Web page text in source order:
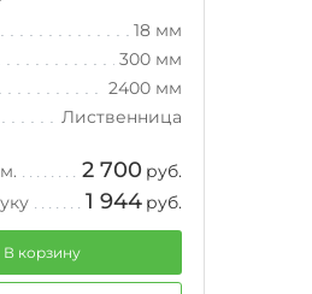
18 мм
300 мм
2400 мм
Лиственница
2 700 руб.
1 944 руб.
В корзину